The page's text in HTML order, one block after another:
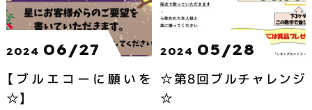
2024 06/27
【ブルエコーに願いを
☆】
2024 05/28
☆第8回ブルチャレンジ
☆